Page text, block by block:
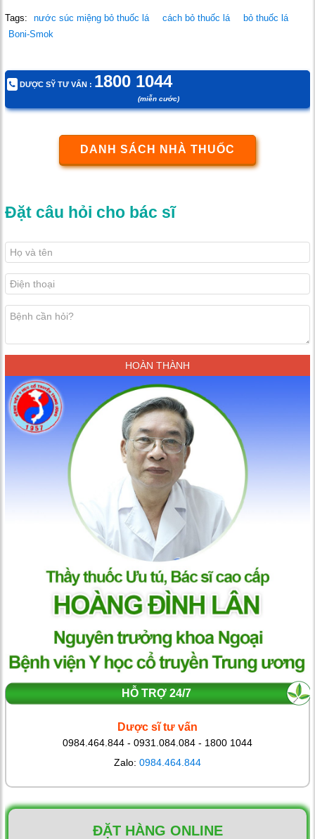
Tags: nước súc miệng bỏ thuốc lá cách bỏ thuốc lá
bỏ thuốc lá
Boni-Smok
DƯỢC SỸ TƯ VẤN : 1800 1044
(miễn cước)
DANH SÁCH NHÀ THUỐC
Đặt câu hỏi cho bác sĩ
HOÀN THÀNH
HỖ TRỢ 24/7
Dược sĩ tư vấn
0984.464.844 - 0931.084.084 - 1800 1044
Zalo: 0984.464.844
ĐẶT HÀNG ONLINE